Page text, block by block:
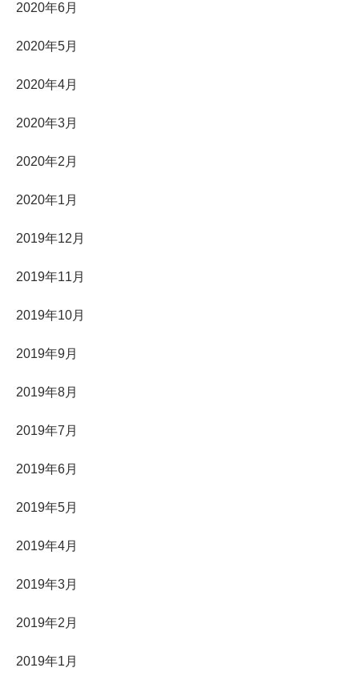
2020年6月
2020年5月
2020年4月
2020年3月
2020年2月
2020年1月
2019年12月
2019年11月
2019年10月
2019年9月
2019年8月
2019年7月
2019年6月
2019年5月
2019年4月
2019年3月
2019年2月
2019年1月